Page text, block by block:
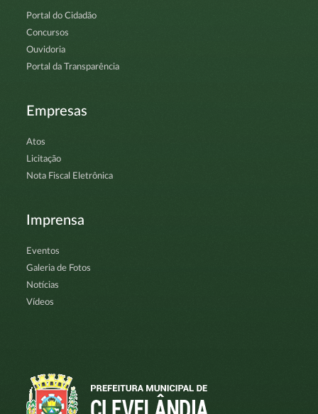
Portal do Cidadão
Concursos
Ouvidoria
Portal da Transparência
Empresas
Atos
Licitação
Nota Fiscal Eletrônica
Imprensa
Eventos
Galeria de Fotos
Notícias
Vídeos